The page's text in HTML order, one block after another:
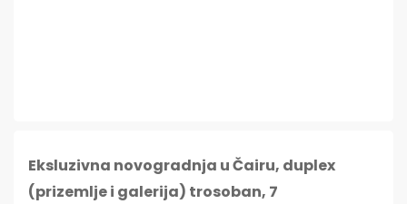
Eksluzivna novogradnja u Čairu, duplex
(prizemlje i galerija) trosoban, 7